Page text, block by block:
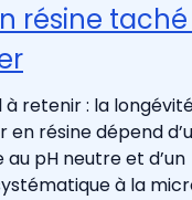
résine
à retenir : la
en résine dépend
pH neutre et d’un
à la